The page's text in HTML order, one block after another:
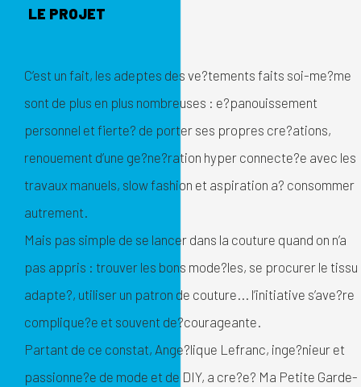
LE PROJET
C’est un fait, les adeptes des ve?tements faits soi-me?me
sont de plus en plus nombreuses : e?panouissement
personnel et fierte? de porter ses propres cre?ations,
renouement d’une ge?ne?ration hyper connecte?e avec les
travaux manuels, slow fashion et aspiration a? consommer
autrement.
Mais pas simple de se lancer dans la couture quand on n’a
pas appris : trouver les bons mode?les, se procurer le tissu
adapte?, utiliser un patron de couture... l’initiative s’ave?re
complique?e et souvent de?courageante.
Partant de ce constat, Ange?lique Lefranc, inge?nieur et
passionne?e de mode et de DIY, a cre?e? Ma Petite Garde-